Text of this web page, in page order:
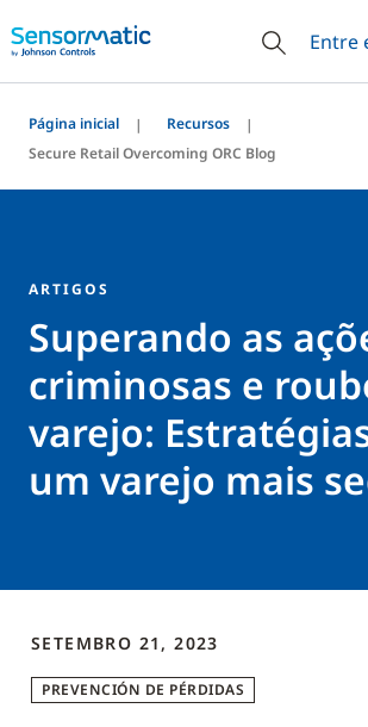
Entre
Página inicial
Recursos
Secure Retail Overcoming ORC Blog
ARTIGOS
Superando as
criminosas e
varejo:
um varejo mais
SETEMBRO 21, 2023
PREVENCIÓN DE PÉRDIDAS